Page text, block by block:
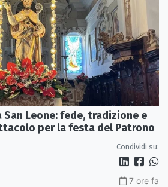
San Leone: fede, tradizione e
per la festa del Patrono
Condividi su:
7 ore fa